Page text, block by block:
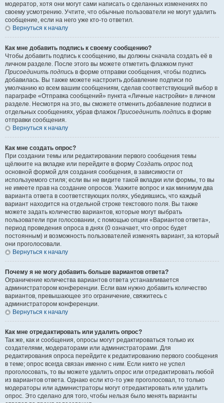
модератор, хотя они могут сами написать о сделанных изменениях по
своему усмотрению. Учтите, что обычные пользователи не могут удалить
сообщение, если на него уже кто-то ответил.
Вернуться к началу
Как мне добавить подпись к своему сообщению?
Чтобы добавить подпись к сообщению, вы должны сначала создать её в
личном разделе. После этого вы можете отметить флажком пункт
Присоединить подпись в форме отправки сообщения, чтобы подпись
добавилась. Вы также можете настроить добавление подписи по
умолчанию ко всем вашим сообщениям, сделав соответствующий выбор в
параграфе «Отправка сообщений» пункта «Личные настройки» в личном
разделе. Несмотря на это, вы сможете отменить добавление подписи в
отдельных сообщениях, убрав флажок Присоединить подпись в форме
отправки сообщения.
Вернуться к началу
Как мне создать опрос?
При создании темы или редактировании первого сообщения темы
щёлкните на вкладке или перейдите в форму Создать опрос под
основной формой для создания сообщения, в зависимости от
используемого стиля; если вы не видите такой вкладки или формы, то вы
не имеете прав на создание опросов. Укажите вопрос и как минимум два
варианта ответа в соответствующих полях, убедившись, что каждый
вариант находится на отдельной строке текстового поля. Вы также
можете задать количество вариантов, которые могут выбрать
пользователи при голосовании, с помощью опции «Вариантов ответа»,
период проведения опроса в днях (0 означает, что опрос будет
постоянным) и возможность пользователей изменять вариант, за который
они проголосовали.
Вернуться к началу
Почему я не могу добавить больше вариантов ответа?
Ограничение количества вариантов ответа устанавливается
администратором конференции. Если вам нужно добавить количество
вариантов, превышающее это ограничение, свяжитесь с
администратором конференции.
Вернуться к началу
Как мне отредактировать или удалить опрос?
Так же, как и сообщения, опросы могут редактироваться только их
создателями, модераторами или администраторами. Для
редактирования опроса перейдите к редактированию первого сообщения
в теме; опрос всегда связан именно с ним. Если никто не успел
проголосовать, то вы можете удалить опрос или отредактировать любой
из вариантов ответа. Однако если кто-то уже проголосовал, то только
модераторы или администраторы могут отредактировать или удалить
опрос. Это сделано для того, чтобы нельзя было менять варианты